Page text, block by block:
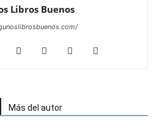
Libros Buenos
Más del autor